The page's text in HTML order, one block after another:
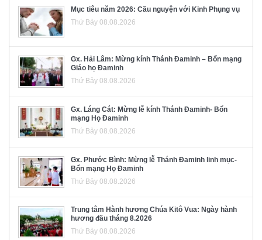
Mục tiêu năm 2026: Cầu nguyện với Kinh Phụng vụ
Thứ Bảy 08.08.2026
Gx. Hải Lâm: Mừng kính Thánh Đaminh – Bổn mạng
Giáo họ Đaminh
Thứ Bảy 08.08.2026
Gx. Láng Cát: Mừng lễ kính Thánh Đaminh- Bổn
mạng Họ Đaminh
Thứ Bảy 08.08.2026
Gx. Phước Bình: Mừng lễ Thánh Đaminh linh mục-
Bổn mạng Họ Đaminh
Thứ Bảy 08.08.2026
Trung tâm Hành hương Chúa Kitô Vua: Ngày hành
hương đầu tháng 8.2026
Thứ Bảy 08.08.2026